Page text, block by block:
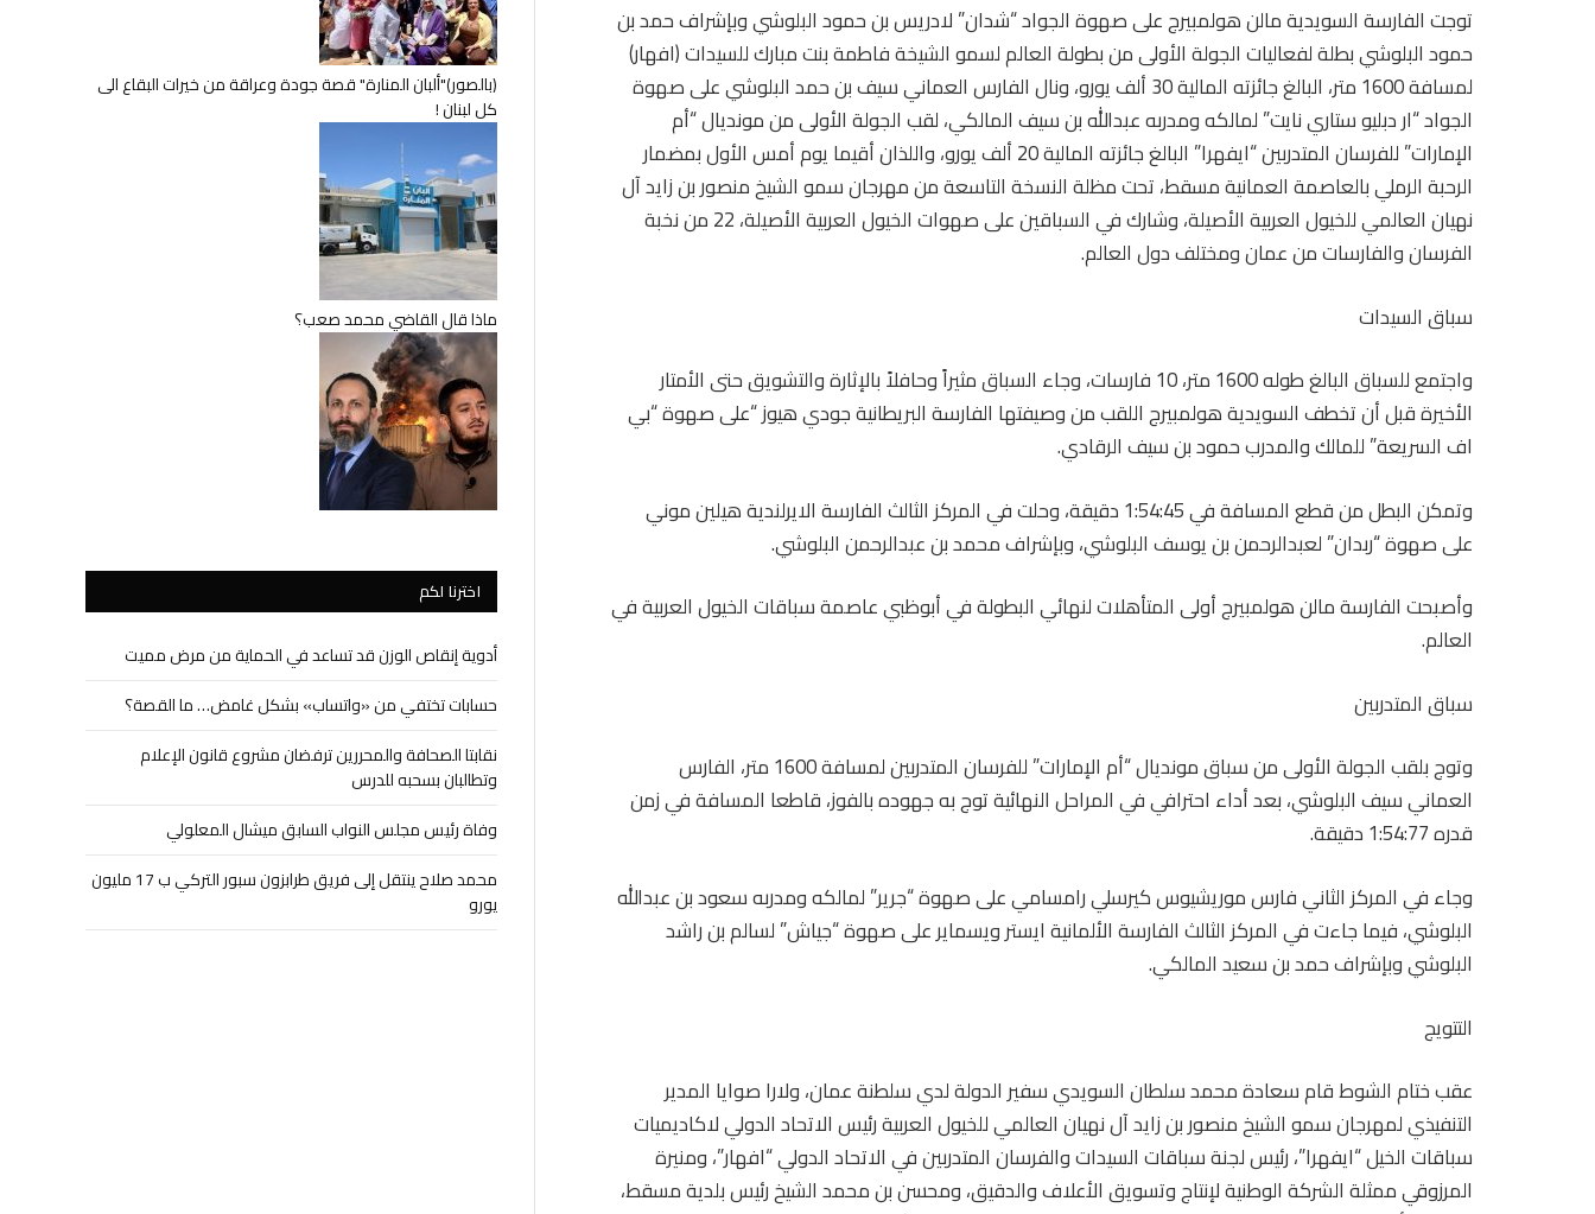
توجت الفارسة السويدية مالن هولمبيرج على صهوة الجواد “شدان” لادريس بن حمود البلوشي وبإشراف حمد بن
حمود البلوشي بطلة لفعاليات الجولة الأولى من بطولة العالم لسمو الشيخة فاطمة بنت مبارك للسيدات (افهار)
لمسافة 1600 متر، البالغ جائزته المالية 30 ألف يورو، ونال الفارس العماني سيف بن حمد البلوشي على صهوة
الجواد “ار دبليو ستاري نايت” لمالكه ومدربه عبدالله بن سيف المالكي، لقب الجولة الأولى من مونديال “أم
الإمارات” للفرسان المتدربين “ايفهرا” البالغ جائزته المالية 20 ألف يورو، واللذان أقيما يوم أمس الأول بمضمار
الرحبة الرملي بالعاصمة العمانية مسقط، تحت مظلة النسخة التاسعة من مهرجان سمو الشيخ منصور بن زايد آل
نهيان العالمي للخيول العربية الأصيلة، وشارك في السباقين على صهوات الخيول العربية الأصيلة، 22 من نخبة
الفرسان والفارسات من عمان ومختلف دول العالم.
سباق السيدات
واجتمع للسباق البالغ طوله 1600 متر، 10 فارسات، وجاء السباق مثيراً وحافلاً بالإثارة والتشويق حتى الأمتار
الأخيرة قبل أن تخطف السويدية هولمبيرج اللقب من وصيفتها الفارسة البريطانية جودي هيوز “على صهوة “بي
اف السريعة” للمالك والمدرب حمود بن سيف الرقادي.
وتمكن البطل من قطع المسافة في 1:54:45 دقيقة، وحلت في المركز الثالث الفارسة الايرلندية هيلين موني
على صهوة “ربدان” لعبدالرحمن بن يوسف البلوشي، وبإشراف محمد بن عبدالرحمن البلوشي.
وأصبحت الفارسة مالن هولمبيرج أولى المتأهلات لنهائي البطولة في أبوظبي عاصمة سباقات الخيول العربية في
العالم.
سباق المتدربين
وتوج بلقب الجولة الأولى من سباق مونديال “أم الإمارات” للفرسان المتدربين لمسافة 1600 متر، الفارس
العماني سيف البلوشي، بعد أداء احترافي في المراحل النهائية توج به جهوده بالفوز، قاطعا المسافة في زمن
قدره 1:54:77 دقيقة.
وجاء في المركز الثاني فارس موريشيوس كيرسلي رامسامي على صهوة “جرير” لمالكه ومدربه سعود بن عبدالله
البلوشي، فيما جاءت في المركز الثالث الفارسة الألمانية ايستر ويسماير على صهوة “جياش” لسالم بن راشد
البلوشي وبإشراف حمد بن سعيد المالكي.
التتويج
عقب ختام الشوط قام سعادة محمد سلطان السويدي سفير الدولة لدي سلطنة عمان، ولارا صوايا المدير
التنفيذي لمهرجان سمو الشيخ منصور بن زايد آل نهيان العالمي للخيول العربية رئيس الاتحاد الدولي لاكاديميات
سباقات الخيل “ايفهرا”، رئيس لجنة سباقات السيدات والفرسان المتدربين في الاتحاد الدولي “افهار”، ومنيرة
المرزوقي ممثلة الشركة الوطنية لإنتاج وتسويق الأعلاف والدقيق، ومحسن بن محمد الشيخ رئيس بلدية مسقط،
(بالصور)"ألبان المنارة" قصة جودة وعراقة من خيرات البقاع الى
كل لبنان !
ماذا قال القاضي محمد صعب؟
اخترنا لكم
أدوية إنقاص الوزن قد تساعد في الحماية من مرض مميت
حسابات تختفي من «واتساب» بشكل غامض… ما القصة؟
نقابتا الصحافة والمحررين ترفضان مشروع قانون الإعلام
وتطالبان بسحبه للدرس
وفاة رئيس مجلس النواب السابق ميشال المعلولي
محمد صلاح ينتقل إلى فريق طرابزون سبور التركي ب 17 مليون
يورو